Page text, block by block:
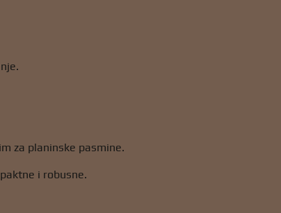
za planinske pasmine.
i robusne.